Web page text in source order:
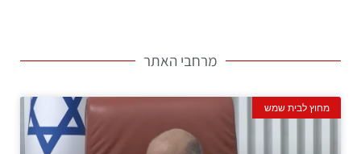
מרחבי האתר
מחוץ לבית שמש